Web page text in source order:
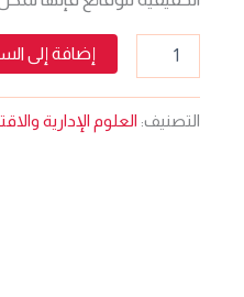
إضافة إلى
التصنيف: العلوم الإدارية